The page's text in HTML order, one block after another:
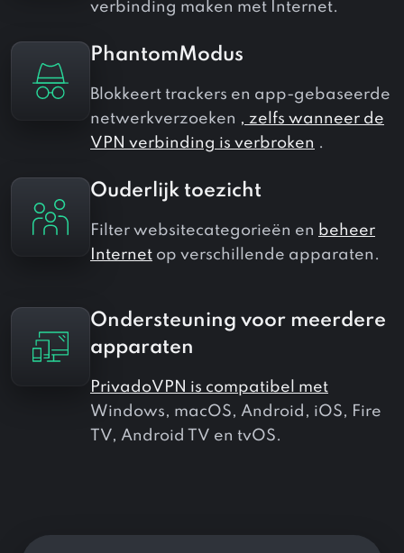
verbinding maken met Internet.
PhantomModus
Blokkeert trackers en app-gebaseerde
netwerkverzoeken , zelfs wanneer de
VPN verbinding is verbroken .
Ouderlijk toezicht
Filter websitecategorieën en beheer
Internet op verschillende apparaten.
Ondersteuning voor meerdere
apparaten
PrivadoVPN is compatibel met
Windows, macOS, Android, iOS, Fire
TV, Android TV en tvOS.